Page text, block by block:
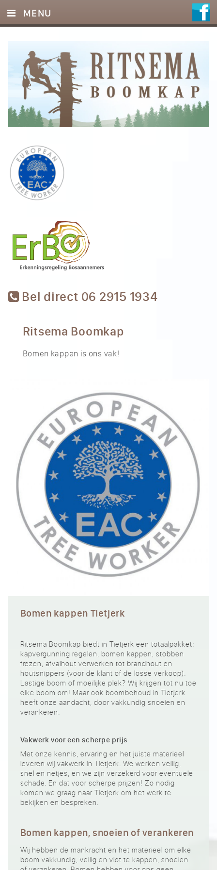
Bel direct 06 2915 1934
MENU
DIENSTEN
FOTO’S
REFERENTIES
OFFERTE
CONTACT
Ritsema Boomkap
Bomen kappen is ons vak!
Bomen kappen Tietjerk
Ritsema Boomkap biedt in Tietjerk een totaalpakket:
kapvergunning regelen, bomen kappen, stobben
frezen, afvalhout verwerken tot brandhout en
houtsnippers (voor de klant of de losse verkoop).
Lastige boom of moeilijke plek? Wij krijgen tot nu toe
elke boom om! Maar ook boombehoud in Tietjerk
heeft onze aandacht, door vakkundig snoeien en
verankeren.
Vakwerk voor een scherpe prijs
Met onze kennis, ervaring en het juiste materieel
leveren wij vakwerk in Tietjerk. We werken veilig,
snel en netjes, en we zijn verzekerd voor eventuele
schade. En dat voor scherpe prijzen! Zo nodig
komen we graag naar Tietjerk om het werk te
bekijken en bespreken.
Bomen kappen, snoeien of verankeren
Wij hebben de mankracht en het materieel om elke
boom vakkundig, veilig en vlot te kappen, snoeien